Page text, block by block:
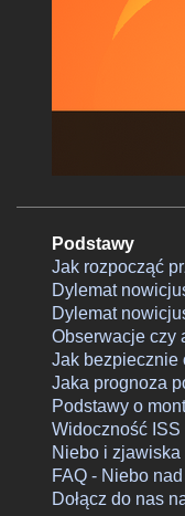
Podstawy
Jak rozpocząć
Dylemat
Dylemat
Obserwacje czy
Jak bezpiecznie
Jaka prognoza
Podstawy o
Widoczność ISS
Niebo i
FAQ - Niebo
Dołącz do nas